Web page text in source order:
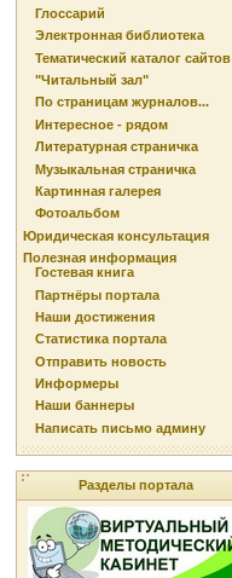
Глоссарий
Электронная библиотека
Тематический каталог сайтов
"Читальный зал"
По страницам журналов...
Интересное - рядом
Литературная страничка
Музыкальная страничка
Картинная галерея
Фотоальбом
Юридическая консультация
Полезная информация
Гостевая книга
Партнёры портала
Наши достижения
Статистика портала
Отправить новость
Информеры
Наши баннеры
Написать письмо админу
Разделы портала